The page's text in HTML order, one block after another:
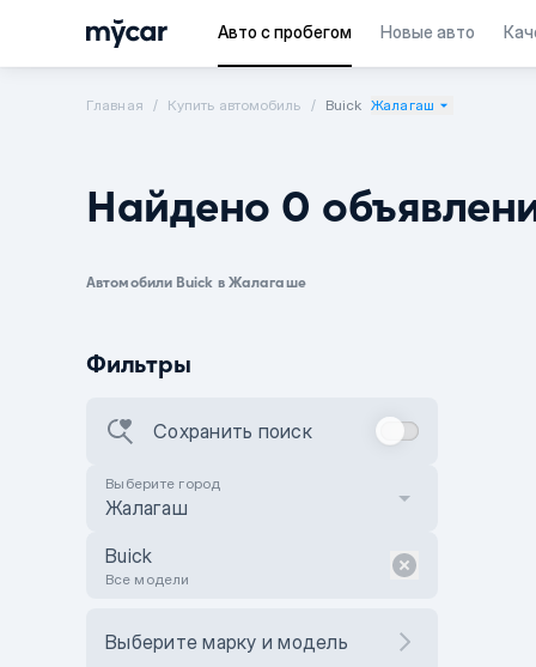
Авто с пробегом Новые авто
Главная Купить автомобиль Buick Жалагаш
Найдено 0
Автомобили Buick в Жалагаше
Фильтры
Сохранить поиск
Выберите город
Жалагаш
Buick
Все модели
Выберите марку и модель